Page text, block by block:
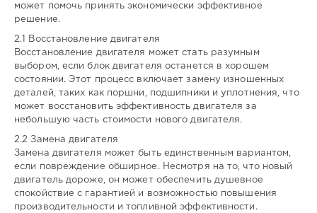
может помочь принять экономически эффективное
решение.
2.1 Восстановление двигателя
Восстановление двигателя может стать разумным
выбором, если блок двигателя останется в хорошем
состоянии. Этот процесс включает замену изношенных
деталей, таких как поршни, подшипники и уплотнения, что
может восстановить эффективность двигателя за
небольшую часть стоимости нового двигателя.
2.2 Замена двигателя
Замена двигателя может быть единственным вариантом,
если повреждение обширное. Несмотря на то, что новый
двигатель дороже, он может обеспечить душевное
спокойствие с гарантией и возможностью повышения
производительности и топливной эффективности.